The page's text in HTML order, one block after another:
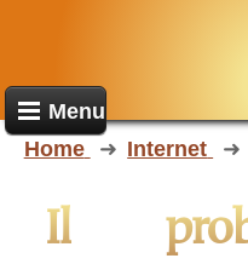
Menu
Home
Internet
il problema